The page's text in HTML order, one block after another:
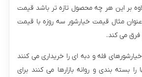
بر این هر چه محصول تازه تر باشد قیمت
مثال قیمت خیارشور سه روزه با قیمت
فرق می کند.
فله و دبه ای را خریداری می کنند
بسته بندی و روانه بازارها می کنند برای